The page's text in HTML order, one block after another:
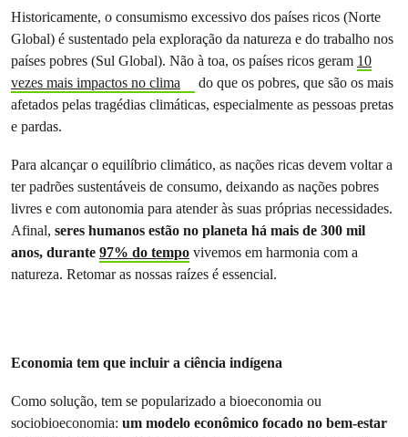
Historicamente, o consumismo excessivo dos países ricos (Norte
Global) é sustentado pela exploração da natureza e do trabalho nos
países pobres (Sul Global). Não à toa, os países ricos geram 10
vezes mais impactos no clima
do que os pobres, que são os mais
afetados pelas tragédias climáticas, especialmente as pessoas pretas
e pardas.
Para alcançar o equilíbrio climático, as nações ricas devem voltar a
ter padrões sustentáveis de consumo, deixando as nações pobres
livres e com autonomia para atender às suas próprias necessidades.
Afinal, seres humanos estão no planeta há mais de 300 mil
anos, durante 97% do tempo vivemos em harmonia com a
natureza. Retomar as nossas raízes é essencial.
Economia tem que incluir a ciência indígena
Como solução, tem se popularizado a bioeconomia ou
sociobioeconomia: um modelo econômico focado no bem-estar